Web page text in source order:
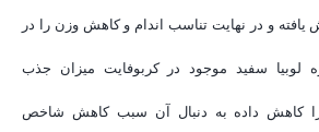
یافته و در نهایت تناسب اندام و کاهش وزن را در
لوبیا سفید موجود در کربوفایت میزان جذب
را کاهش داده به دنبال آن سبب کاهش شاخص